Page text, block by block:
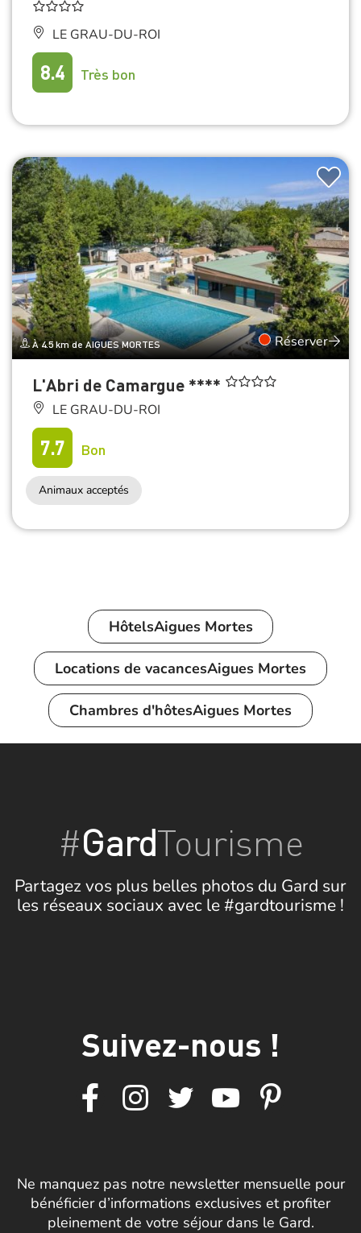
LE GRAU-DU-ROI
8.4 Très bon
À 4.5 km de AIGUES MORTES Réserver
L'Abri de Camargue ****
LE GRAU-DU-ROI
7.7 Bon
Animaux acceptés
HôtelsAigues Mortes
Locations de vacancesAigues Mortes
Chambres d'hôtesAigues Mortes
#GardTourisme
Partagez vos plus belles photos du Gard sur
les réseaux sociaux avec le #gardtourisme !
Suivez-nous !
Ne manquez pas notre newsletter mensuelle pour
bénéficier d’informations exclusives et profiter
pleinement de votre séjour dans le Gard.